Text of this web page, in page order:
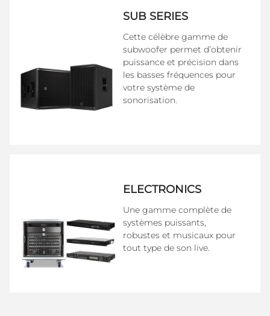
SUB SERIES
Cette célèbre gamme de
subwoofer permet d’obtenir
puissance et précision dans
les basses fréquences pour
votre système de
sonorisation.
ELECTRONICS
Une gamme complète de
systèmes puissants,
robustes et musicaux pour
tout type de son live.